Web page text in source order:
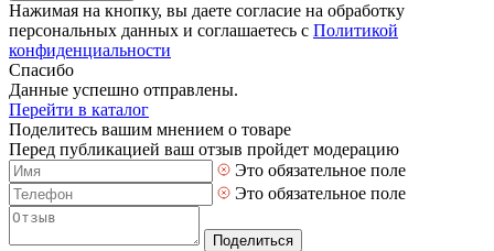
Нажимая на кнопку, вы даете согласие на обработку
персональных данных и соглашаетесь с Политикой
конфиденциальности
Спасибо
Данные успешно отправлены.
Перейти в каталог
Поделитесь вашим мнением о товаре
Перед публикацией ваш отзыв пройдет модерацию
Это обязательное поле
Это обязательное поле
Поделиться